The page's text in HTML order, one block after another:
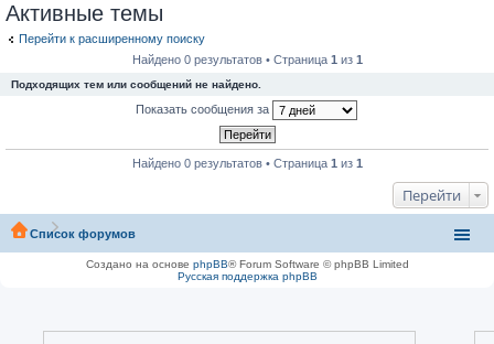
Активные темы
Перейти к расширенному поиску
Найдено 0 результатов • Страница 1 из 1
Подходящих тем или сообщений не найдено.
Показать сообщения за
Найдено 0 результатов • Страница 1 из 1
Перейти
Список форумов
Создано на основе phpBB® Forum Software © phpBB Limited
Русская поддержка phpBB